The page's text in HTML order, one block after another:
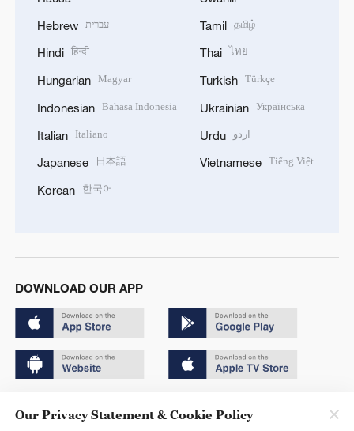
Hebrew עברית
Hindi हिन्दी
Hungarian Magyar
Indonesian Bahasa Indonesia
Italian Italiano
Japanese 日本語
Korean 한국어
Tamil தமிழ்
Thai ไทย
Turkish Türkçe
Ukrainian Українська
Urdu اردو
Vietnamese Tiếng Việt
DOWNLOAD OUR APP
Our Privacy Statement & Cookie Policy